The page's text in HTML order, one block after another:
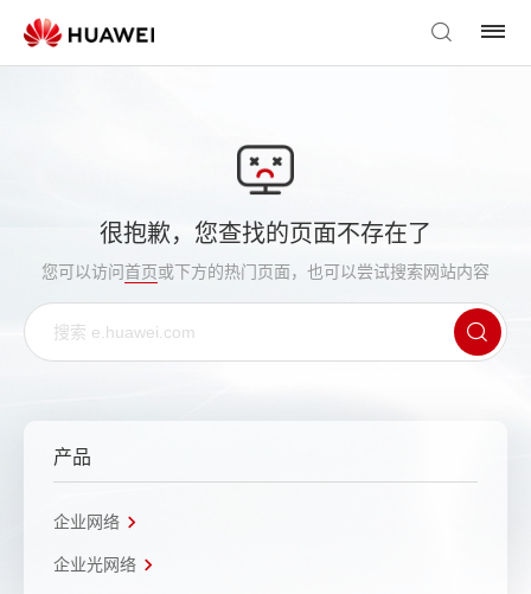
很抱歉，您查找的页面不存在了
您可以访问首页或下方的热门页面，也可以尝试搜索网站内容
产品
企业网络
企业光网络